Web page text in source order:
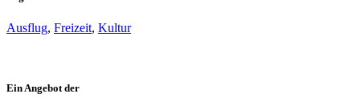
Ausflug, Freizeit, Kultur
Ein Angebot der